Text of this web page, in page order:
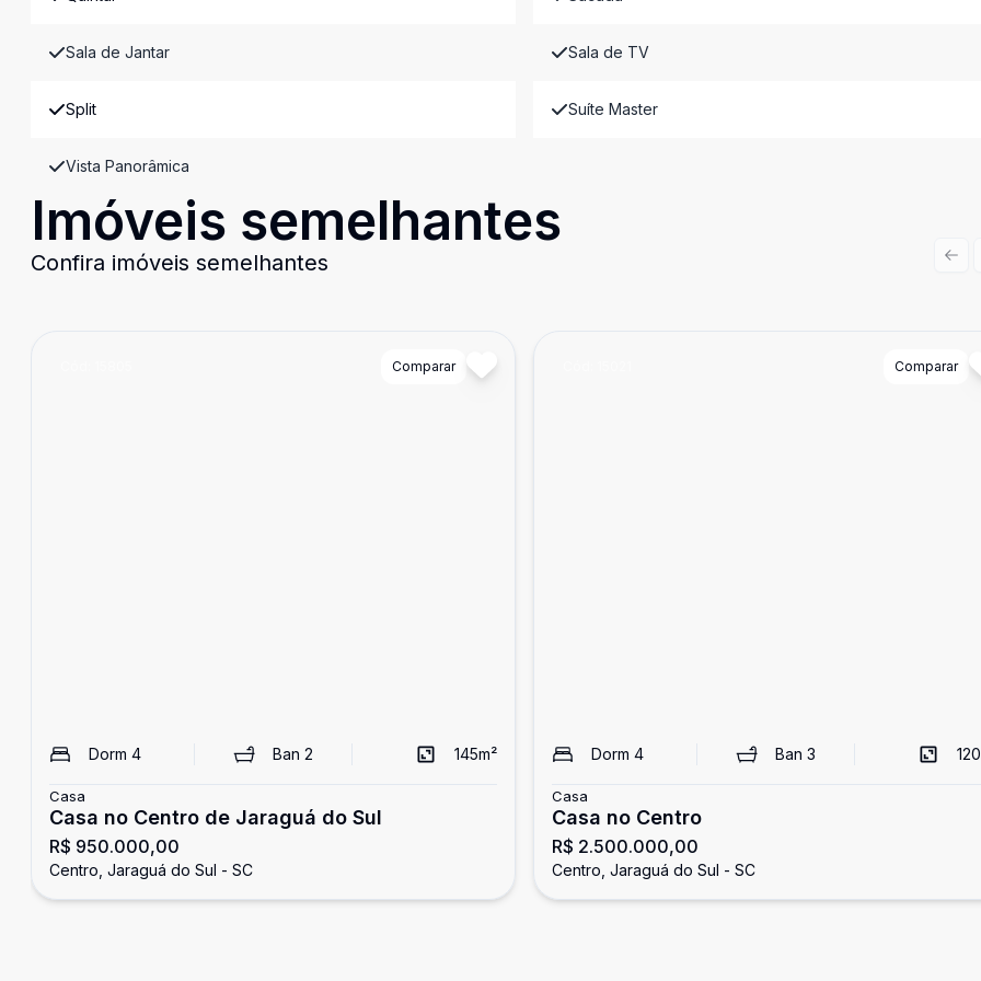
Sala de Jantar Sala de TV
Split Suíte Master
Vista Panorâmica
Imóveis semelhantes
Confira imóveis semelhantes
Comparar
Dorm 4 Ban2 145m²
Casa
Casa no Centro de Jaraguá do Sul
R$ 950.000,00
Centro, Jaraguá do Sul - SC
Comparar
Dorm 4 Ban 3 120
Casa
Casa no Centro
R$ 2.500.000,00
Centro, Jaraguá do Sul - SC